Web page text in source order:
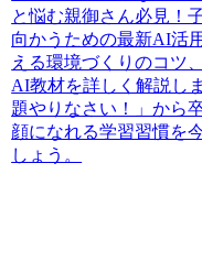
と悩む親御さん必見！
向かうための最新AI活
える環境づくりのコツ
AI教材を詳しく解説し
題やりなさい！」から
顔になれる学習習慣を
しょう。